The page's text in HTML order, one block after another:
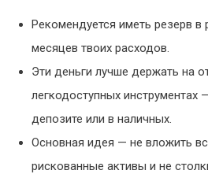
Рекомендуется иметь резерв в
месяцев твоих расходов.
Эти деньги лучше держать на
легкодоступных инструментах
депозите или в наличных.
Основная идея — не вложить
рискованные активы и не